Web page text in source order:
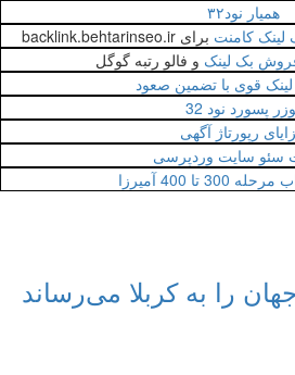
همیار نود۳۲
کامنتبرای backlink.behtarinseo.ir
بک لینکو فالو رتبه گوگل
قوی با تضمین صعود
پسورد نود 32
رپورتاژ آگهی
سایت وردپرسی
400 آمیرزا
را به کربلا می‌رساند